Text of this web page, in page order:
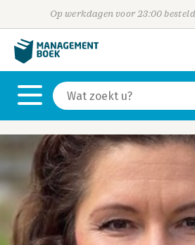
Op werkdagen voor 23:00